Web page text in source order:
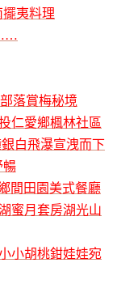
夷料理
落賞梅秘境
仁愛鄉楓林社區
白飛瀑宣洩而下
暢
間田園美式餐廳
蜜月套房湖光山
小胡桃鉗娃娃宛